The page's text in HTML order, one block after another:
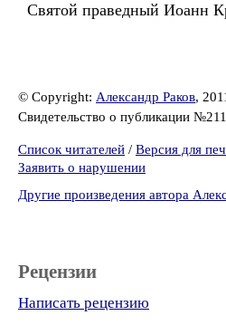
Святой праведный Иоанн
© Copyright: Александр Раков,
Свидетельство о публикации
Список читателей / Версия для
Заявить о нарушении
Другие произведения автора
Рецензии
Написать рецензию